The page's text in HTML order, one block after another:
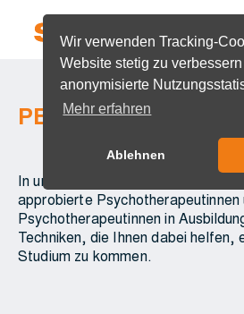
Wir verwenden Tracking-
Website stetig zu
anonymisierte
Mehr erfahren
Ablehnen
PBS-Kurse &
In unseren PBS-Kursen & Gruppen
approbierte Psychotherapeutinnen
Psychotherapeutinnen in
Techniken, die Ihnen dabei helfen,
Studium zu kommen.